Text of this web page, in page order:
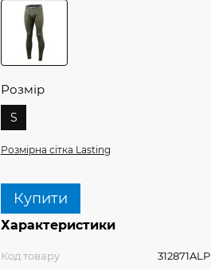
Розмір
S
Розмірна сітка Lasting
Купити
Характеристики
Код товару
312871ALP